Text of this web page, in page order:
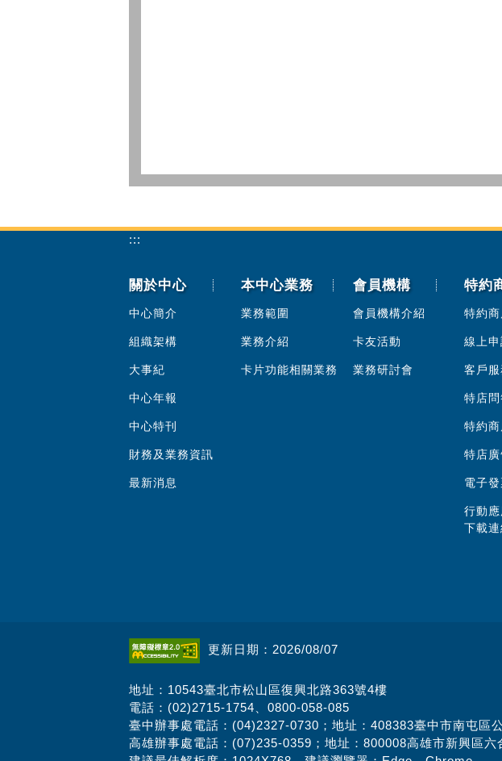
:::
關於中心
中心簡介
組織架構
大事紀
中心年報
中心特刊
財務及業務資訊
最新消息
本中心業務
業務範圍
業務介紹
卡片功能相關業務
會員機構
會員機構介紹
卡友活動
業務研討會
特約
特約
線上申
客戶服
特店
特約
特店廣
電子
行動
下載連
更新日期：2026/08/07
地址：10543臺北市松山區復興北路363號4樓
電話：(02)2715-1754、0800-058-085
臺中辦事處電話：(04)2327-0730；地址：408383臺中市南屯區
高雄辦事處電話：(07)235-0359；地址：800008高雄市新興區六